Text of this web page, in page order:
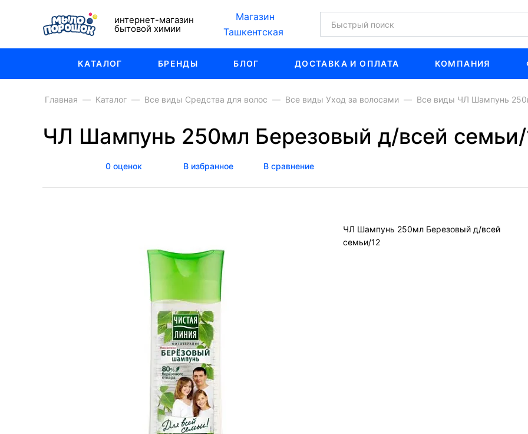
интернет-магазин
бытовой химии
Магазин
Ташкентская
КАТАЛОГ БРЕНДЫ БЛОГ ДОСТАВКА И ОПЛАТА КОМПАНИЯ
Главная Каталог Все виды Средства для волос Все виды Уход за волосами Все виды ЧЛ Шампунь
ЧЛ Шампунь 250мл Березовый д/всей семьи/
0 оценок В избранное В сравнение
ЧЛ Шампунь 250мл Березовый д/всей
семьи/12